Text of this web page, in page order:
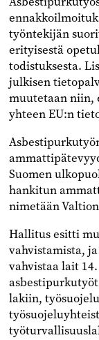
työntekijän
erityisestä
todistuksesta.
julkisen
muutetaan niin,
yhteen EU:n
Suomen
hankitun
nimetään
Hallitus esitti
vahvistamista,
vahvistaa lait
lakiin,